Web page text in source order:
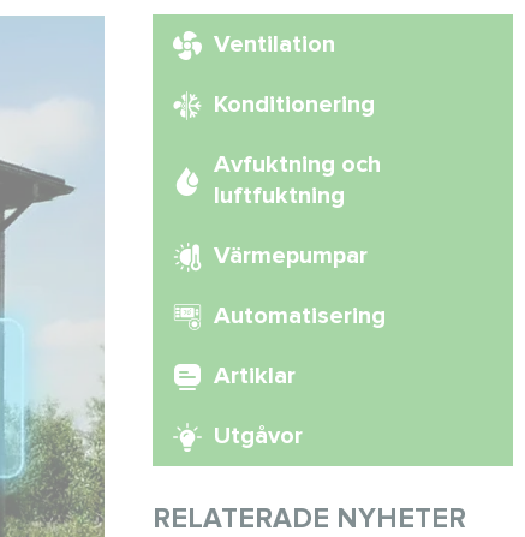
Ventilation
Konditionering
Avfuktning och
luftfuktning
Värmepumpar
Automatisering
Artiklar
Utgåvor
RELATERADE NYHETER